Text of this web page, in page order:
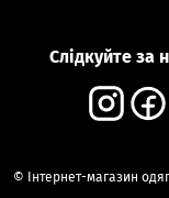
Слідкуйте за
© Інтернет-магазин